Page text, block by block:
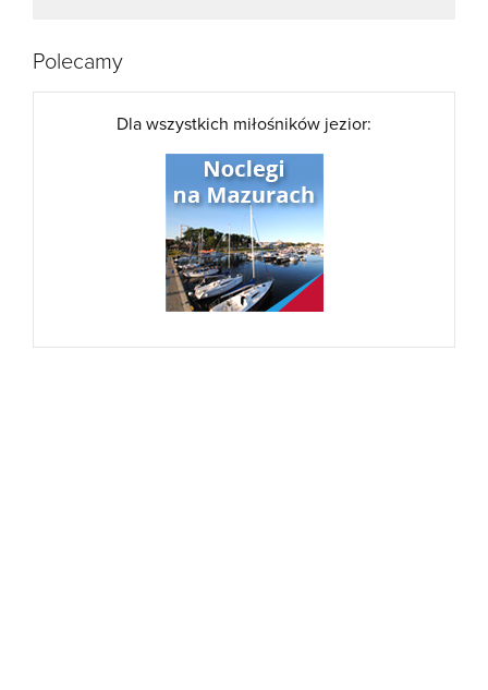
Polecamy
Dla wszystkich miłośników jezior: